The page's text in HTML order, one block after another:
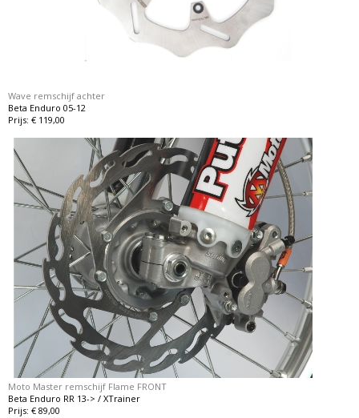
Wave remschijf achter
Beta Enduro 05-12
Prijs: € 119,00
Moto Master remschijf Flame FRONT
Beta Enduro RR 13-> / XTrainer
Prijs: € 89,00